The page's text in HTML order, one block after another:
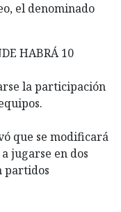
el denominado
HABRÁ 10
la participación
que se modificará
jugarse en dos
partidos